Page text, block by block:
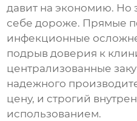
давит на экономию. Но
себе дороже. Прямые
инфекционные
подрыв доверия к
централизованные
надежного
цену, и строгий
использованием.